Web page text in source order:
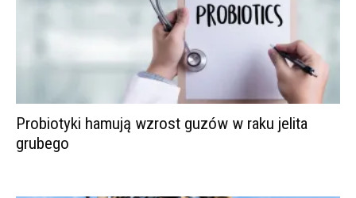
Probiotyki hamują wzrost guzów w raku jelita
grubego